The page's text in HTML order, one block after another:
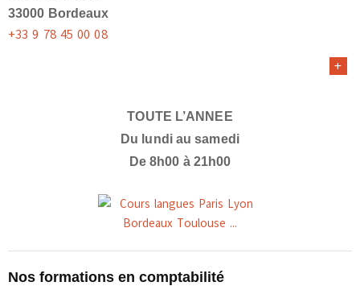
33000 Bordeaux
+33 9 78 45 00 08
TOUTE L’ANNEE
Du lundi au samedi
De 8h00 à 21h00
Nos formations en comptabilité